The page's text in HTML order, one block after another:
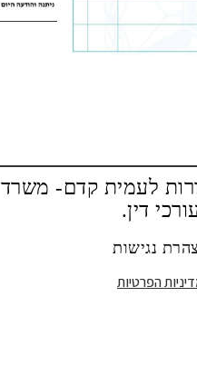
לעמית קדם- משרד
דין.
נגישות
הפרטיות